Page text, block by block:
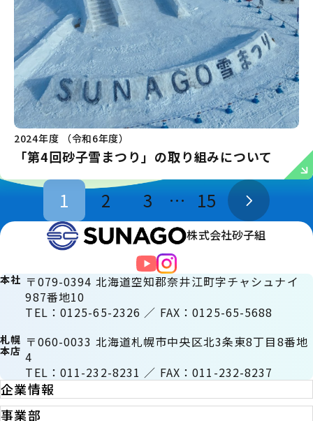
2024年度 （令和6年度）
「第4回砂子雪まつり」の取り組みについて
1 2 3 … 15
株式会社砂子組
本社 〒079-0394 北海道空知郡奈井江町字チャシュナイ
987番地10
TEL：0125-65-2326 ／ FAX：0125-65-5688
札幌
本店
〒060-0033 北海道札幌市中央区北3条東8丁目8番地
4
TEL：011-232-8231 ／ FAX：011-232-8237
企業情報
事業部